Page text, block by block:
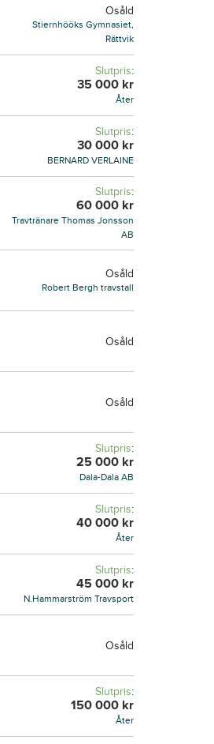
Osåld
Stiernhööks Gymnasiet,
Rättvik
Slutpris:
35 000 kr
Åter
Slutpris:
30 000 kr
BERNARD VERLAINE
Slutpris:
60 000 kr
Travtränare Thomas Jonsson
AB
Osåld
Robert Bergh travstall
Osåld
Osåld
Slutpris:
25 000 kr
Dala-Dala AB
Slutpris:
40 000 kr
Åter
Slutpris:
45 000 kr
N.Hammarström Travsport
Osåld
Slutpris:
150 000 kr
Åter